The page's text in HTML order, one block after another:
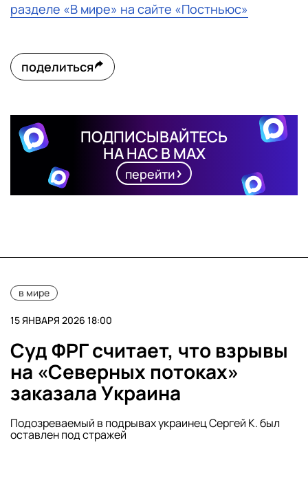
разделе «В мире» на сайте «Постньюс»
поделиться
ПОДПИСЫВАЙТЕСЬ
НА НАС В MAX
перейти
в мире
15 ЯНВАРЯ 2026 18:00
Суд ФРГ считает, что взрывы
на «Северных потоках»
заказала Украина
Подозреваемый в подрывах украинец Сергей К. был
оставлен под стражей